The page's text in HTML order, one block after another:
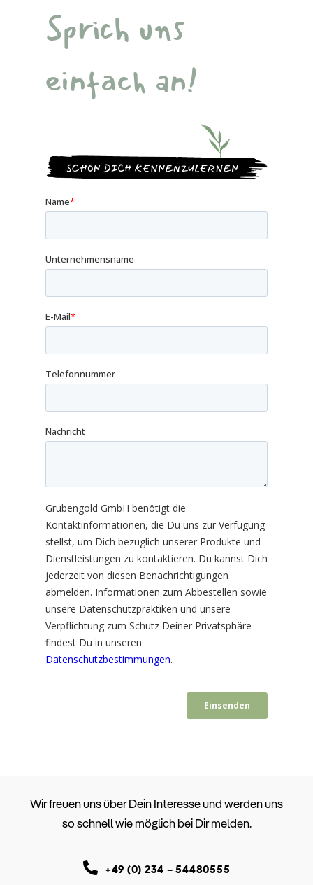
Sprich uns
einfach an!
Wir freuen uns über Dein Interesse und werden uns
so schnell wie möglich bei Dir melden.
+49 (0) 234 – 54480555